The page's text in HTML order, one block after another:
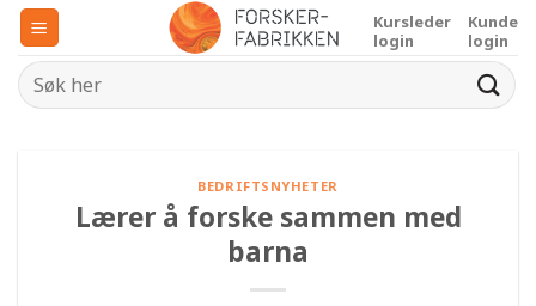
Skip
content
Kursleder
login
Kunde
login
BEDRIFTSNYHETER
Lærer å forske sammen med
barna